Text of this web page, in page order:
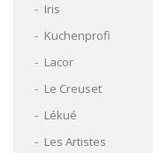
Iris
Kuchenprofi
Lacor
Le Creuset
Lékué
Les Artistes